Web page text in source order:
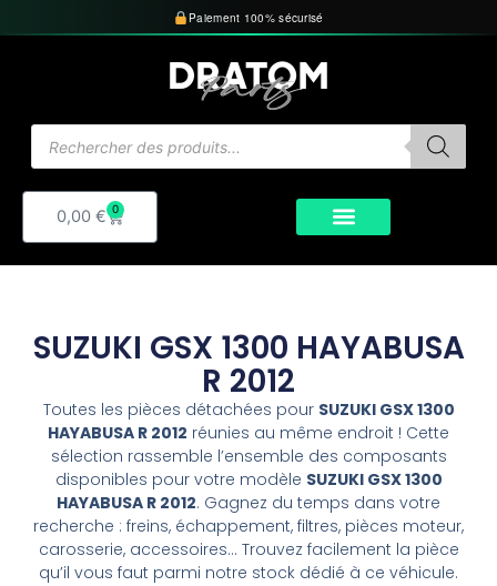
au
Paiement 100% sécurisé
de
0,00 € 0
Panier
SUZUKI GSX 1300 HAYABUSA
R 2012
Toutes les pièces détachées pour SUZUKI GSX 1300
HAYABUSA R 2012 réunies au même endroit ! Cette
sélection rassemble l’ensemble des composants
disponibles pour votre modèle SUZUKI GSX 1300
HAYABUSA R 2012. Gagnez du temps dans votre
recherche : freins, échappement, filtres, pièces moteur,
carosserie, accessoires… Trouvez facilement la pièce
qu’il vous faut parmi notre stock dédié à ce véhicule.